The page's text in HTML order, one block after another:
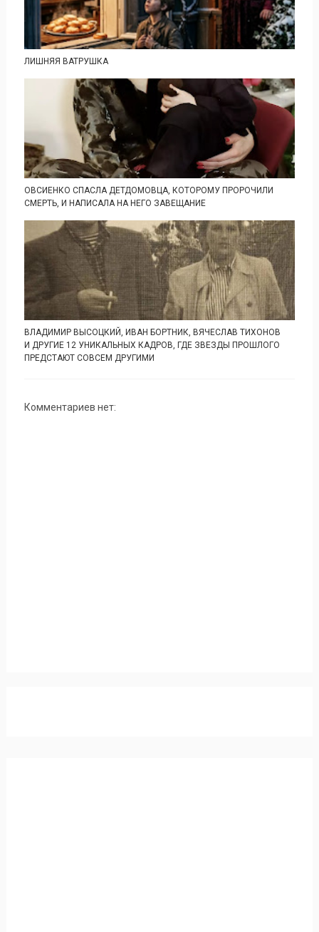
ЛИШНЯЯ ВАТРУШКА
ОВСИЕНКО СПАСЛА ДЕТДОМОВЦА, КОТОРОМУ ПРОРОЧИЛИ
СМЕРТЬ, И НАПИСАЛА НА НЕГО ЗАВЕЩАНИЕ
ВЛАДИМИР ВЫСОЦКИЙ, ИВАН БОРТНИК, ВЯЧЕСЛАВ ТИХОНОВ
И ДРУГИЕ 12 УНИКАЛЬНЫХ КАДРОВ, ГДЕ ЗВЕЗДЫ ПРОШЛОГО
ПРЕДСТАЮТ СОВСЕМ ДРУГИМИ
Комментариев нет: